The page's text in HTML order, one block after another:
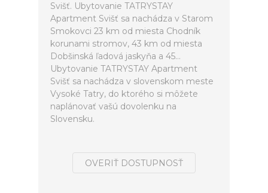
Svišť. Ubytovanie TATRYSTAY
Apartment Svišť sa nachádza v Starom
Smokovci 23 km od miesta Chodník
korunami stromov, 43 km od miesta
Dobšinská ľadová jaskyňa a 45...
Ubytovanie TATRYSTAY Apartment
Svišť sa nachádza v slovenskom meste
Vysoké Tatry, do ktorého si môžete
naplánovať vašú dovolenku na
Slovensku.
OVERIŤ DOSTUPNOSŤ